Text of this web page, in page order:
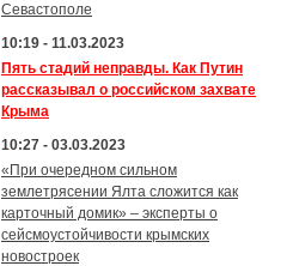
Севастополе
10:19 - 11.03.2023
Пять стадий неправды. Как Путин
рассказывал о российском захвате
Крыма
10:27 - 03.03.2023
«При очередном сильном
землетрясении Ялта сложится как
карточный домик» – эксперты о
сейсмоустойчивости крымских
новостроек